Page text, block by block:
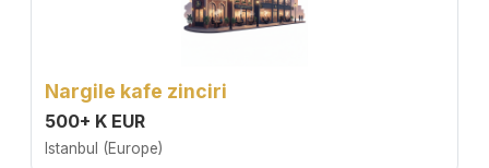
Nargile kafe zinciri
500+ K EUR
Istanbul (Europe)